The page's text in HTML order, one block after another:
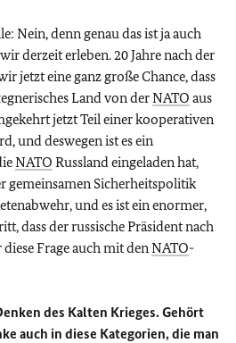
Nein, denn genau das ist ja auch
derzeit erleben. 20 Jahre nach der
jetzt eine ganz große Chance, dass
Land von derNATO aus
jetzt Teil einer kooperativen
und deswegen ist es ein
NATO Russland eingeladen hat,
gemeinsamen Sicherheitspolitik
und es ist ein enormer,
dass der russische Präsident nach
Frage auch mit denNATO-
des Kalten Krieges. Gehört
auch in diese Kategorien, die man